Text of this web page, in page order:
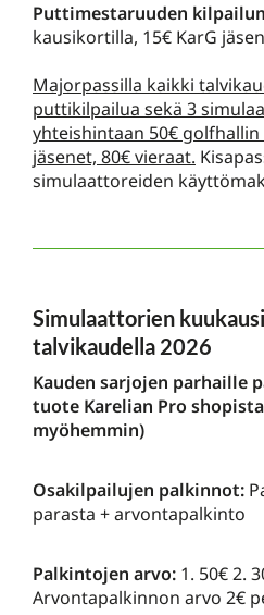
Puttimestaruuden
kausikortilla, 15€ KarG
Majorpassilla kaikki
puttikilpailua sekä 3
yhteishintaan 50€ golfhallin
jäsenet, 80€ vieraat.
simulaattoreiden
Simulaattorien
talvikaudella 2026
Kauden sarjojen parhaille
tuote Karelian Pro
myöhemmin)
Osakilpailujen palkinnot:
parasta + arvontapalkinto
Palkintojen arvo: 1. 50€ 2.
Arvontapalkinnon arvo 2€